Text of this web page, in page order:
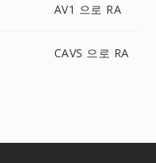
AV1 으로 RA
CAVS 으로 RA